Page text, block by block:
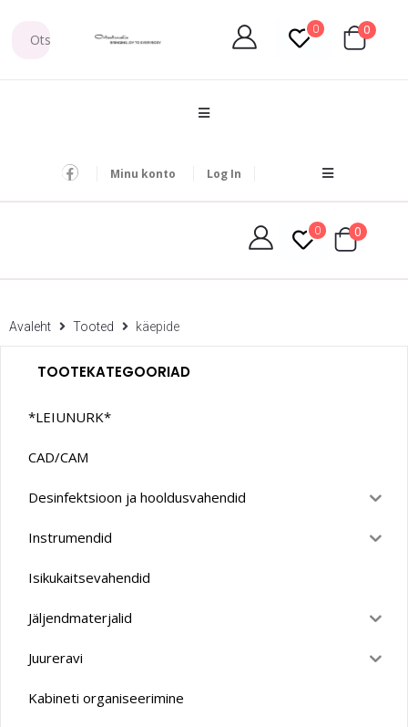
0 0
Minu konto Log In
0 0
Avaleht Tooted käepide
TOOTEKATEGOORIAD
*LEIUNURK*
CAD/CAM
Desinfektsioon ja hooldusvahendid
Instrumendid
Isikukaitsevahendid
Jäljendmaterjalid
Juureravi
Kabineti organiseerimine